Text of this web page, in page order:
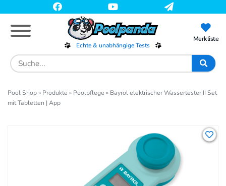
to
main
content
Echte & unabhängige Tests
Search
for:
Merkliste
Pool Shop» Produkte » Poolpflege » Bayrol elektrischer Wassertester II Set
mit Tabletten | App